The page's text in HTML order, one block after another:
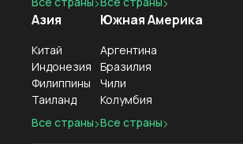
Азия
Китай
Индонезия
Филиппины
Таиланд
Все страны
Южная Америка
Аргентина
Бразилия
Чили
Колумбия
Все страны